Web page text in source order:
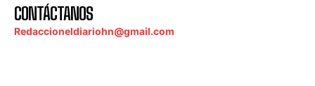
CONTÁCTANOS
Redaccioneldiariohn@gmail.com